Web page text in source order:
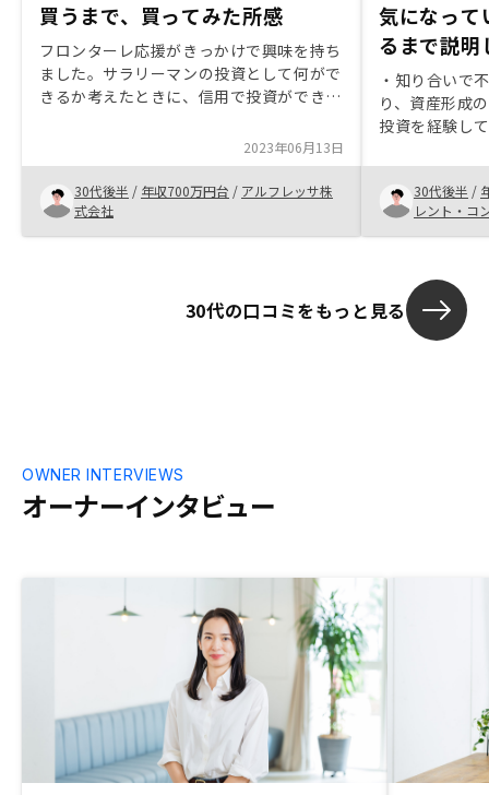
買うまで、買ってみた所感
フロンターレ応援がきっかけで興味を持ち
ました。サラリーマンの投資として何がで
きるか考えたときに、信用で投資ができる
赤字が出る投資は意味があるのかと今も思
うことはあるのですが、トータルで利益が
出せるよう将来への期待を込めて購入して
おります。
2023年06月13日
30代後半 / 年収700万円台 / アルフレッサ株
式会社
気になって
るまで説明
・知り合いで
り、資産形成
投資を経験し
購入後のサー
プリが充実し
30代後半 /
レント・コ
30代の口コミをもっと見る
オーナーインタビュー
OWNER INTERVIEWS